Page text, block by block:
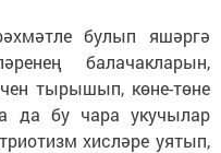
булып яшәргә
балачакларын,
тырышып, көне-төне
да бу чара укучылар
хисләре уятып,